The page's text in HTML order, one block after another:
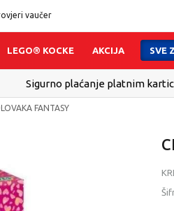
vaučer
LEGO® KOCKE AKCIJA SVE
Sigurno plaćanje platnim
FANTASY